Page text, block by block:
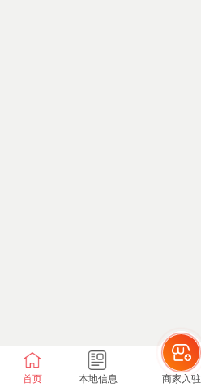
首页 本地信息 商家入驻